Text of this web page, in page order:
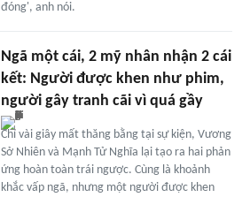
đóng', anh nói.
Ngã một cái, 2 mỹ nhân nhận 2 cái
kết: Người được khen như phim,
người gây tranh cãi vì quá gầy
Chỉ vài giây mất thăng bằng tại sự kiện, Vương
Sở Nhiên và Mạnh Tử Nghĩa lại tạo ra hai phản
ứng hoàn toàn trái ngược. Cùng là khoảnh
khắc vấp ngã, nhưng một người được khen